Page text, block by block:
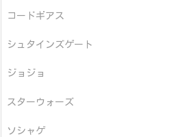
コードギアス
シュタインズゲート
ジョジョ
スターウォーズ
ソシャゲ